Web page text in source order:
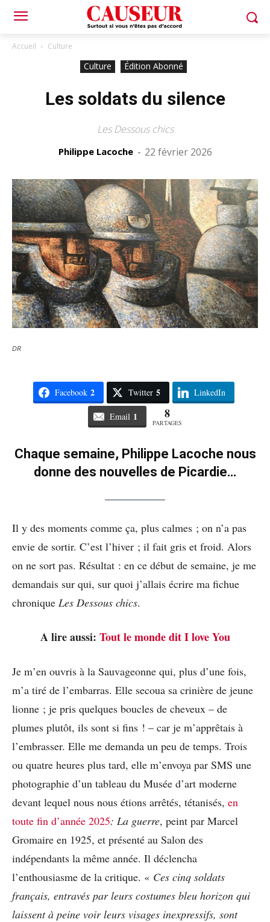
Accueil Culture
Culture Édition Abonné
Les soldats du silence
Les Dessous chics
Philippe Lacoche - 22 février 2026
DR
Facebook 2 Twitter 5 LinkedIn
Email 1 8
PARTAGES
Chaque semaine, Philippe Lacoche nous
donne des nouvelles de Picardie…
Il y des moments comme ça, plus calmes ; on n’a pas
envie de sortir. C’est l’hiver ; il fait gris et froid. Alors
on ne sort pas. Résultat : en ce début de semaine, je me
demandais sur qui, sur quoi j’allais écrire ma fichue
chronique Les Dessous chics.
A lire aussi: Tout le monde dit I love You
Je m’en ouvris à la Sauvageonne qui, plus d’une fois,
m’a tiré de l’embarras. Elle secoua sa crinière de jeune
lionne ; je pris quelques boucles de cheveux – de
plumes plutôt, ils sont si fins ! – car je m’apprêtais à
l’embrasser. Elle me demanda un peu de temps. Trois
ou quatre heures plus tard, elle m’envoya par SMS une
photographie d’un tableau du Musée d’art moderne
devant lequel nous nous étions arrêtés, tétanisés, en
toute fin d’année 2025: La guerre, peint par Marcel
Gromaire en 1925, et présenté au Salon des
indépendants la même année. Il déclencha
l’enthousiasme de la critique. « Ces cinq soldats
français, entravés par leurs costumes bleu horizon qui
laissent à peine voir leurs visages inexpressifs, sont